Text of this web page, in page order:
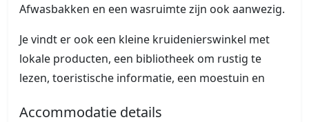
Afwasbakken en een wasruimte zijn ook aanwezig.
Je vindt er ook een kleine kruidenierswinkel met
lokale producten, een bibliotheek om rustig te
lezen, toeristische informatie, een moestuin en
Accommodatie details